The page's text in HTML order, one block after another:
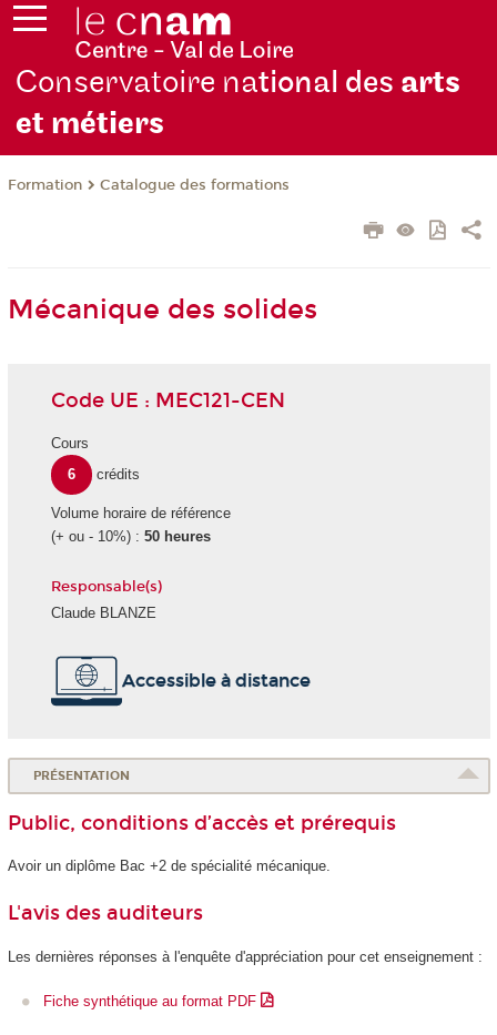
Conservatoire national des arts
et métiers
Formation Catalogue des formations
Mécanique des solides
Code UE : MEC121-CEN
Cours
6
crédits
Volume horaire de référence
(+ ou - 10%) : 50 heures
Responsable(s)
Claude BLANZE
Accessible à distance
PRÉSENTATION
Public, conditions d’accès et prérequis
Avoir un diplôme Bac +2 de spécialité mécanique.
L'avis des auditeurs
Les dernières réponses à l'enquête d'appréciation pour cet enseignement :
Fiche synthétique au format PDF